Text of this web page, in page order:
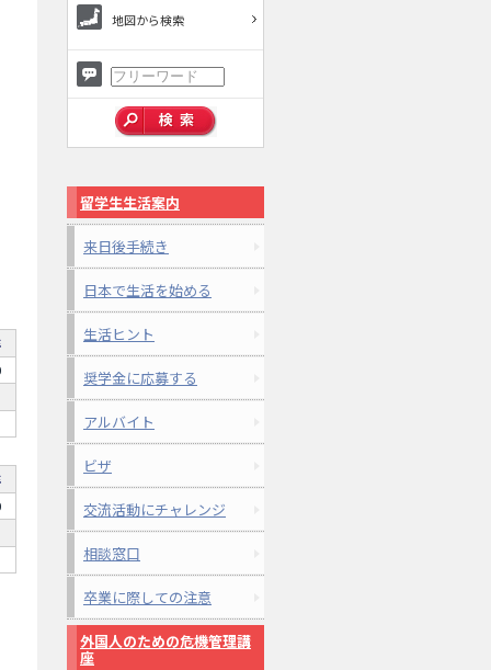
地図から検索
留学生生活案内
来日後手続き
日本で生活を始める
生活ヒント
奨学金に応募する
アルバイト
ビザ
交流活動にチャレンジ
相談窓口
卒業に際しての注意
外国人のための危機管理講
座